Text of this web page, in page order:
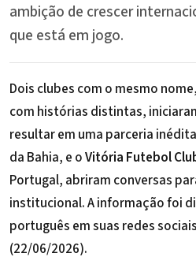
ambição de crescer
que está em jogo.
Dois clubes com o mesmo
com histórias distintas,
resultar em uma parceria
da Bahia, e oVitória Futebol
Portugal, abriram conversas
institucional. A informação foi
português em suas redes
(22/06/2026).